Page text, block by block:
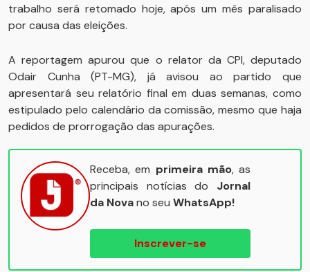
trabalho será retomado hoje, após um mês paralisado
por causa das eleições.
A reportagem apurou que o relator da CPI, deputado
Odair Cunha (PT-MG), já avisou ao partido que
apresentará seu relatório final em duas semanas, como
estipulado pelo calendário da comissão, mesmo que haja
pedidos de prorrogação das apurações.
Receba, em primeira mão, as
principais notícias do Jornal
da Novano seu WhatsApp!
Inscrever-se